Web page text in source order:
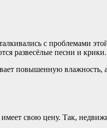
с проблемами
развесёлые песни и
повышенную
свою цену. Так,